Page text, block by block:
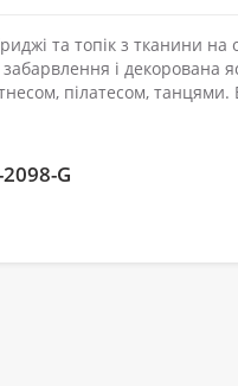
та топік з тканини
забарвлення і
пілатесом, танцями.
G